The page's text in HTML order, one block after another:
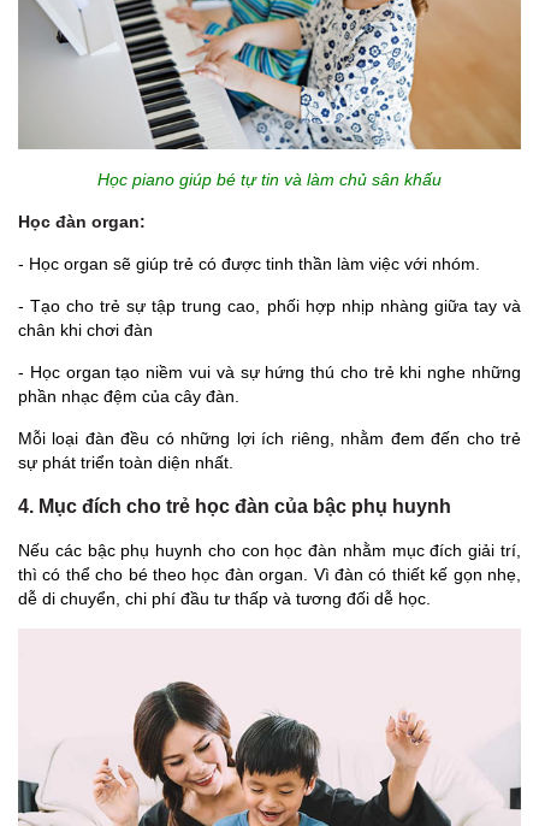
Học piano giúp bé tự tin và làm chủ sân khấu
Học đàn organ:
- Học organ sẽ giúp trẻ có được tinh thần làm việc với nhóm.
- Tạo cho trẻ sự tập trung cao, phối hợp nhịp nhàng giữa tay và
chân khi chơi đàn
- Học organ tạo niềm vui và sự hứng thú cho trẻ khi nghe những
phần nhạc đệm của cây đàn.
Mỗi loại đàn đều có những lợi ích riêng, nhằm đem đến cho trẻ
sự phát triển toàn diện nhất.
4. Mục đích cho trẻ học đàn của bậc phụ huynh
Nếu các bậc phụ huynh cho con học đàn nhằm mục đích giải trí,
thì có thể cho bé theo học đàn organ. Vì đàn có thiết kế gọn nhẹ,
dễ di chuyển, chi phí đầu tư thấp và tương đối dễ học.